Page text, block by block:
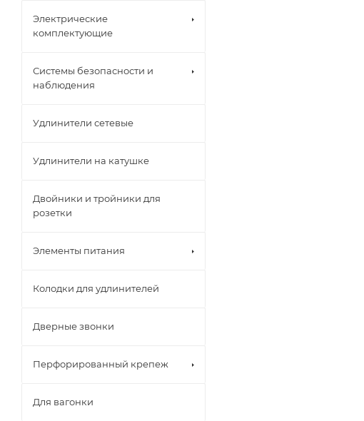
Электрические
комплектующие
Системы безопасности и
наблюдения
Удлинители сетевые
Удлинители на катушке
Двойники и тройники для
розетки
Элементы питания
Колодки для удлинителей
Дверные звонки
Перфорированный крепеж
Для вагонки